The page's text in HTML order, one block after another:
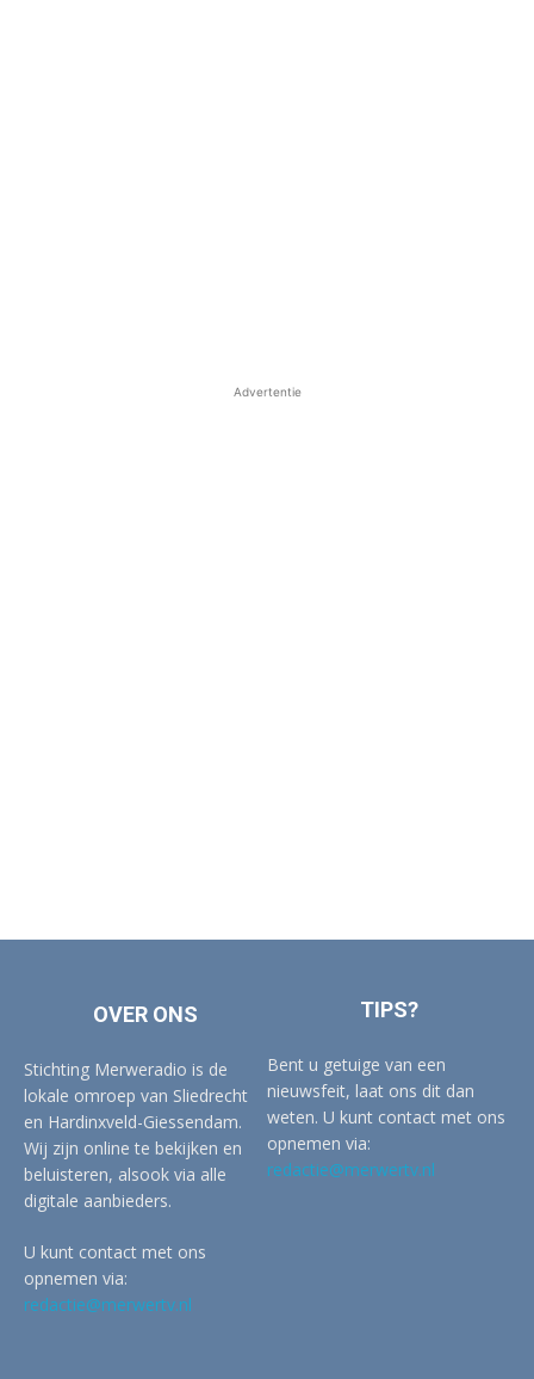
Advertentie
OVER ONS
Stichting Merweradio is de
lokale omroep van Sliedrecht
en Hardinxveld-Giessendam.
Wij zijn online te bekijken en
beluisteren, alsook via alle
digitale aanbieders.
U kunt contact met ons
opnemen via:
redactie@merwertv.nl
TIPS?
Bent u getuige van een
nieuwsfeit, laat ons dit dan
weten. U kunt contact met ons
opnemen via:
redactie@merwertv.nl